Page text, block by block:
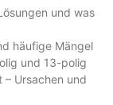
und was
häufige Mängel
und 13-polig
Ursachen und